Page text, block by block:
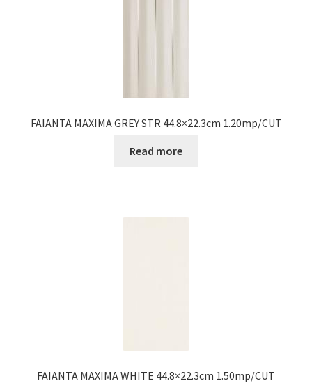
FAIANTA MAXIMA GREY STR 44.8×22.3cm 1.20mp/CUT
Read more
FAIANTA MAXIMA WHITE 44.8×22.3cm 1.50mp/CUT